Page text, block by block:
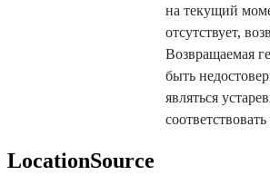
на текущий
отсутствует,
Возвращаемая
быть
являться
LocationSource